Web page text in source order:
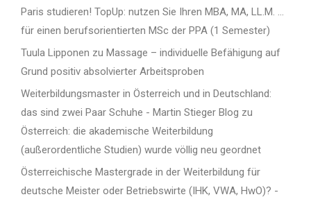
Paris studieren! TopUp: nutzen Sie Ihren MBA, MA, LL.M. …
für einen berufsorientierten MSc der PPA (1 Semester)
Tuula Lipponen zu Massage – individuelle Befähigung auf
Grund positiv absolvierter Arbeitsproben
Weiterbildungsmaster in Österreich und in Deutschland:
das sind zwei Paar Schuhe - Martin Stieger Blog zu
Österreich: die akademische Weiterbildung
(außerordentliche Studien) wurde völlig neu geordnet
Österreichische Mastergrade in der Weiterbildung für
deutsche Meister oder Betriebswirte (IHK, VWA, HwO)? -